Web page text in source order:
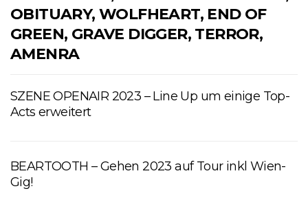
OBITUARY, WOLFHEART, END OF
GREEN, GRAVE DIGGER, TERROR,
AMENRA
SZENE OPENAIR 2023 – Line Up um einige Top-
Acts erweitert
BEARTOOTH – Gehen 2023 auf Tour inkl Wien-
Gig!